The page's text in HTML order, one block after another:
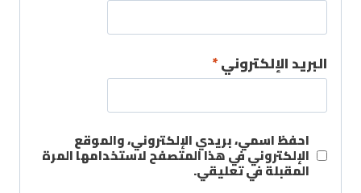
البريد الإلكتروني*
احفظ اسمي، بريدي الإلكتروني، والموقع
الإلكتروني في هذا المتصفح لاستخدامها المرة
المقبلة في تعليقي.